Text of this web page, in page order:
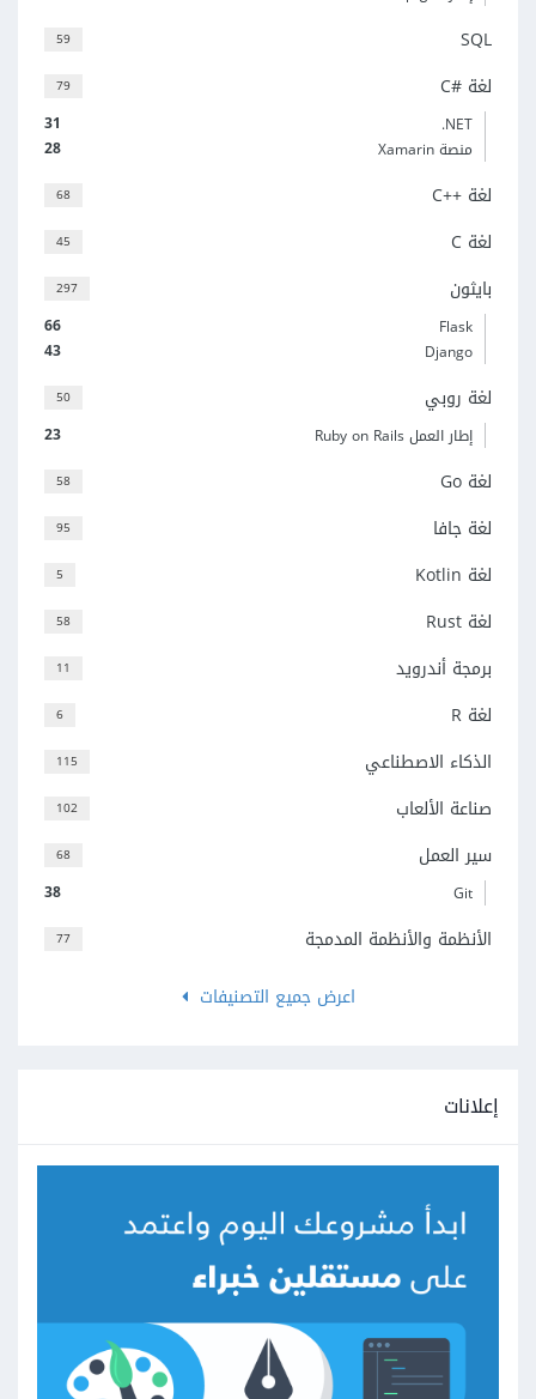
59 SQL
79 لغة C#‎
31
‎.NET
28
منصة Xamarin
68 لغة C++‎
45 لغة C
297 بايثون
66
Flask
43
Django
50 لغة روبي
23 إطار العمل Ruby on Rails
58 لغة Go
95 لغة جافا
5 لغة Kotlin
58 لغة Rust
11 برمجة أندرويد
6 لغة R
115 الذكاء الاصطناعي
102 صناعة الألعاب
68 سير العمل
38 Git
77
الأنظمة والأنظمة المدمجة
اعرض جميع التصنيفات
إعلانات